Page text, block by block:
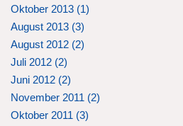
Oktober 2013 (1)
August 2013 (3)
August 2012 (2)
Juli 2012 (2)
Juni 2012 (2)
November 2011 (2)
Oktober 2011 (3)